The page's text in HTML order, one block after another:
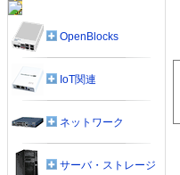
OpenBlocks
IoT関連
ネットワーク
サーバ・ストレージ